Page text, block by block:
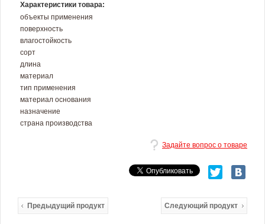
Характеристики товара:
объекты применения
поверхность
влагостойкость
сорт
длина
материал
тип применения
материал основания
назначение
страна производства
Задайте вопрос о товаре
Предыдущий продукт Следующий продукт